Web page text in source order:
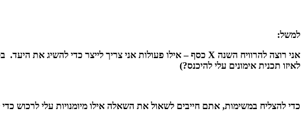
למשל:
אני רוצה להרוויח השנה X כסף – אילו פעולות אני צריך לייצר כדי להשיג את
לאיזו תכנית אימונים עלי להיכנס?)
כדי להצליח במשימות, אתם חייבים לשאול את השאלה אילו מיומנויות עלי לרכוש